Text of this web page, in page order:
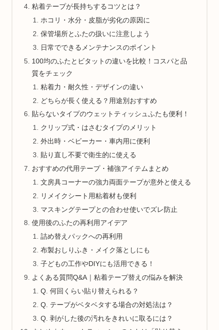
粘着テープが長持ちするコツとは？
ホコリ・水分・皮脂が劣化の原因に
保管場所とふたの扱いに注意しよう
日常でできるメンテナンスのポイント
100均のふたとビタットの違いを比較！コスパと品
質をチェック
粘着力・耐久性・デザインの違い
どちらが長く使える？用途別おすすめ
貼らないタイプのウェットティッシュふたも便利！
クリップ式・はさむタイプのメリット
外出時・ベビーカー・車内用に便利
貼り直し不要で衛生的に使える
おすすめの代用テープ・補強アイテムまとめ
文房具コーナーの強力両面テープが意外と使える
リメイクシート用粘着材も便利
マスキングテープとの合わせ使いでズレ防止
使用後のふたの再利用アイデア
詰め替えパックへの再利用
布製おしりふき・メイク落としにも
子どもの工作やDIYにも活用できる！
よくある質問Q&A｜粘着テープ替えの悩みを解決
Q. 何回くらい貼り替えられる？
Q. テープがベタベタする場合の対処法は？
Q. 剥がした後の汚れをきれいに取るには？